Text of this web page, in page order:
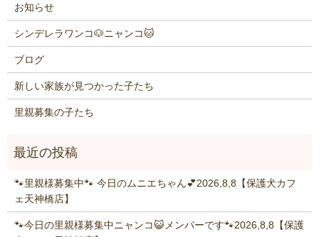
お知らせ
シンデレラワンコ🐶ニャンコ🐱
ブログ
新しい家族が見つかった子たち
里親募集の子たち
🐾里親様募集中🐾 今日のムニエちゃん💕2026,8,8【保護犬カフ
ェ天神橋店】
🐾今日の里親様募集中ニャンコ😺メンバーです🐾2026,8,8【保護